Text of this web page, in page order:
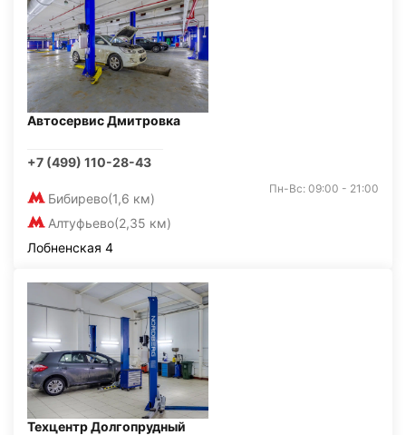
Автосервис Дмитровка
+7 (499) 110-28-43
Бибирево(1,6 км)
Алтуфьево(2,35 км)
Пн-Вс: 09:00 - 21:00
Лобненская 4
Техцентр Долгопрудный